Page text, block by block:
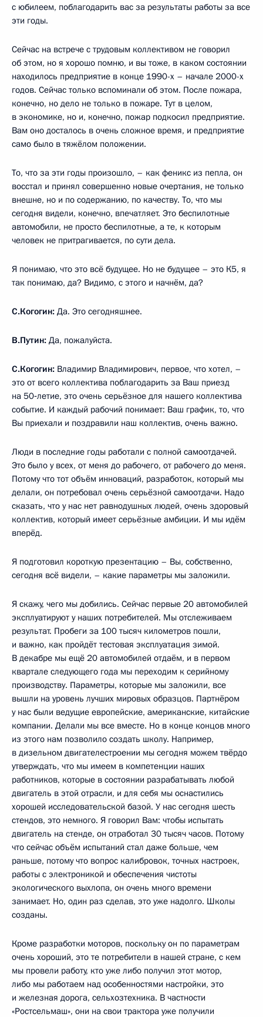
с юбилеем, поблагодарить вас за результаты работы за все
эти годы.
Сейчас на встрече с трудовым коллективом не говорил
об этом, но я хорошо помню, и вы тоже, в каком состоянии
находилось предприятие в конце 1990-х – начале 2000-х
годов. Сейчас только вспоминали об этом. После пожара,
конечно, но дело не только в пожаре. Тут в целом,
в экономике, но и, конечно, пожар подкосил предприятие.
Вам оно досталось в очень сложное время, и предприятие
само было в тяжёлом положении.
То, что за эти годы произошло, – как феникс из пепла, он
восстал и принял совершенно новые очертания, не только
внешне, но и по содержанию, по качеству. То, что мы
сегодня видели, конечно, впечатляет. Это беспилотные
автомобили, не просто беспилотные, а те, к которым
человек не притрагивается, по сути дела.
Я понимаю, что это всё будущее. Но не будущее – это К5, я
так понимаю, да? Видимо, с этого и начнём, да?
С.Когогин: Да. Это сегодняшнее.
В.Путин: Да, пожалуйста.
С.Когогин: Владимир Владимирович, первое, что хотел, –
это от всего коллектива поблагодарить за Ваш приезд
на 50‑летие, это очень серьёзное для нашего коллектива
событие. И каждый рабочий понимает: Ваш график, то, что
Вы приехали и поздравили наш коллектив, очень важно.
Люди в последние годы работали с полной самоотдачей.
Это было у всех, от меня до рабочего, от рабочего до меня.
Потому что тот объём инноваций, разработок, который мы
делали, он потребовал очень серьёзной самоотдачи. Надо
сказать, что у нас нет равнодушных людей, очень здоровый
коллектив, который имеет серьёзные амбиции. И мы идём
вперёд.
Я подготовил короткую презентацию – Вы, собственно,
сегодня всё видели, – какие параметры мы заложили.
Я скажу, чего мы добились. Сейчас первые 20 автомобилей
эксплуатируют у наших потребителей. Мы отслеживаем
результат. Пробеги за 100 тысяч километров пошли,
и важно, как пройдёт тестовая эксплуатация зимой.
В декабре мы ещё 20 автомобилей отдаём, и в первом
квартале следующего года мы переходим к серийному
производству. Параметры, которые мы заложили, все
вышли на уровень лучших мировых образцов. Партнёром
у нас были ведущие европейские, американские, китайские
компании. Делали мы все вместе. Но в конце концов много
из этого нам позволило создать школу. Например,
в дизельном двигателестроении мы сегодня можем твёрдо
утверждать, что мы имеем в компетенции наших
работников, которые в состоянии разрабатывать любой
двигатель в этой отрасли, и для себя мы оснастились
хорошей исследовательской базой. У нас сегодня шесть
стендов, это немного. Я говорил Вам: чтобы испытать
двигатель на стенде, он отработал 30 тысяч часов. Потому
что сейчас объём испытаний стал даже больше, чем
раньше, потому что вопрос калибровок, точных настроек,
работы с электроникой и обеспечения чистоты
экологического выхлопа, он очень много времени
занимает. Но, один раз сделав, это уже надолго. Школы
созданы.
Кроме разработки моторов, поскольку он по параметрам
очень хороший, это те потребители в нашей стране, с кем
мы провели работу, кто уже либо получил этот мотор,
либо мы работаем над особенностями настройки, это
и железная дорога, сельхозтехника. В частности
«Ростсельмаш», они на свои трактора уже получили